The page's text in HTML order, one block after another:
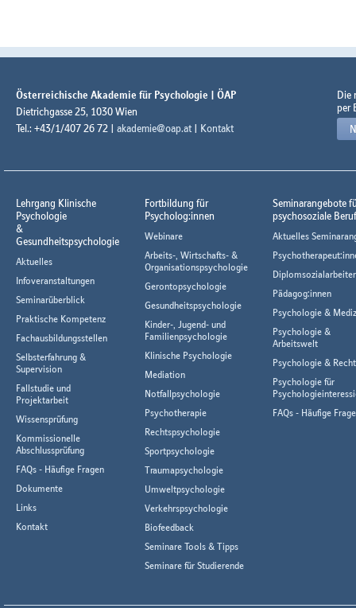
Österreichische Akademie für Psychologie | ÖAP
Dietrichgasse 25, 1030 Wien
Tel.: +43/1/407 26 72 | akademie@oap.at | Kontakt
Die
per
Lehrgang Klinische
Psychologie
&
Gesundheitspsychologie
Aktuelles
Infoveranstaltungen
Seminarüberblick
Praktische Kompetenz
Fachausbildungsstellen
Selbsterfahrung &
Supervision
Fallstudie und
Projektarbeit
Wissensprüfung
Kommissionelle
Abschlussprüfung
FAQs - Häufige Fragen
Dokumente
Links
Kontakt
Fortbildung für
Psycholog:innen
Webinare
Arbeits-, Wirtschafts- &
Organisationspsychologie
Gerontopsychologie
Gesundheitspsychologie
Kinder-, Jugend- und
Familienpsychologie
Klinische Psychologie
Mediation
Notfallpsychologie
Psychotherapie
Rechtspsychologie
Sportpsychologie
Traumapsychologie
Umweltpsychologie
Verkehrspsychologie
Biofeedback
Seminare Tools & Tipps
Seminare für Studierende
Seminarangebote
psychosoziale
Aktuelles
Pädagog:innen
Psychologie &
Psychologie &
Arbeitswelt
Psychologie & Recht
Psychologie für
FAQs - Häufige